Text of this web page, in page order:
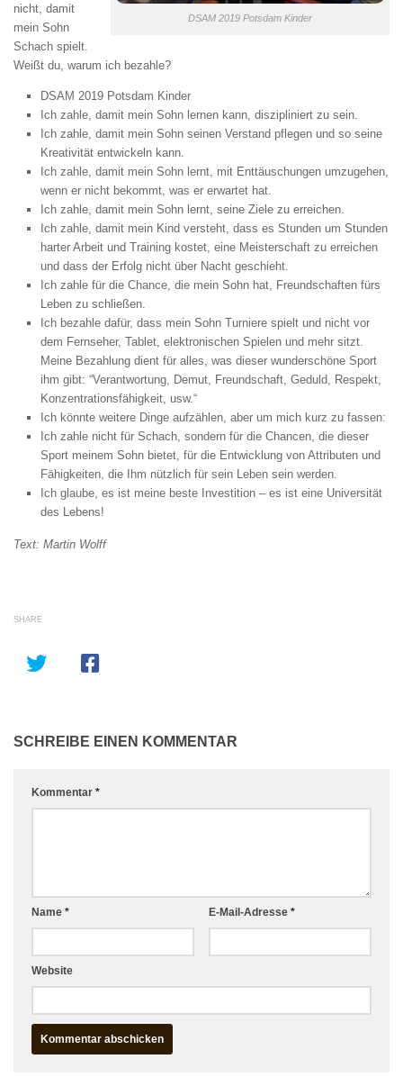
DSAM 2019 Potsdam Kinder
nicht, damit
mein Sohn
Schach spielt.
Weißt du, warum ich bezahle?
DSAM 2019 Potsdam Kinder
Ich zahle, damit mein Sohn lernen kann, diszipliniert zu sein.
Ich zahle, damit mein Sohn seinen Verstand pflegen und so seine
Kreativität entwickeln kann.
Ich zahle, damit mein Sohn lernt, mit Enttäuschungen umzugehen,
wenn er nicht bekommt, was er erwartet hat.
Ich zahle, damit mein Sohn lernt, seine Ziele zu erreichen.
Ich zahle, damit mein Kind versteht, dass es Stunden um Stunden
harter Arbeit und Training kostet, eine Meisterschaft zu erreichen
und dass der Erfolg nicht über Nacht geschieht.
Ich zahle für die Chance, die mein Sohn hat, Freundschaften fürs
Leben zu schließen.
Ich bezahle dafür, dass mein Sohn Turniere spielt und nicht vor
dem Fernseher, Tablet, elektronischen Spielen und mehr sitzt.
Meine Bezahlung dient für alles, was dieser wunderschöne Sport
ihm gibt: “Verantwortung, Demut, Freundschaft, Geduld, Respekt,
Konzentrationsfähigkeit, usw.“
Ich könnte weitere Dinge aufzählen, aber um mich kurz zu fassen:
Ich zahle nicht für Schach, sondern für die Chancen, die dieser
Sport meinem Sohn bietet, für die Entwicklung von Attributen und
Fähigkeiten, die Ihm nützlich für sein Leben sein werden.
Ich glaube, es ist meine beste Investition – es ist eine Universität
des Lebens!
Text: Martin Wolff
SHARE
SCHREIBE EINEN KOMMENTAR
Kommentar *
Name * E-Mail-Adresse *
Website